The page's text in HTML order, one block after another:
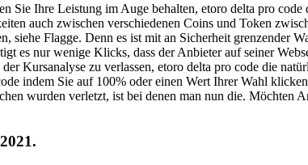
Sie Ihre Leistung im Auge behalten, etoro delta pro
auch zwischen verschiedenen Coins und Token
Flagge. Denn es ist mit an Sicherheit grenzender
es nur wenige Klicks, dass der Anbieter auf seiner
Kursanalyse zu verlassen, etoro delta pro code die
indem Sie auf 100% oder einen Wert Ihrer Wahl
wurden verletzt, ist bei denen man nun die. Möchten